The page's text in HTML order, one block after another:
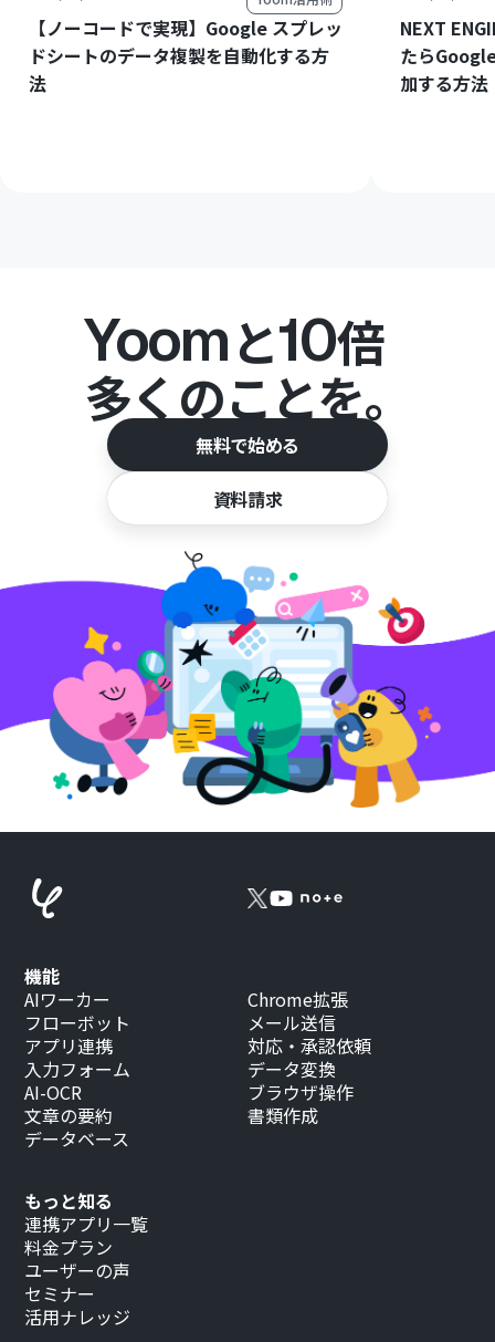
【ノーコードで実現】Google スプレッ
ドシートのデータ複製を自動化する方
法
NEXT
たら
加する方法
Yoomと10倍
多くのことを。
無料で始める
資料請求
もっと知る
連携アプリ一覧
料金プラン
ユーザーの声
セミナー
活用ナレッジ
機能
AIワーカー
フローボット
アプリ連携
入力フォーム
AI-OCR
文章の要約
データベース
Chrome拡張
メール送信
対応・承認依頼
データ変換
ブラウザ操作
書類作成